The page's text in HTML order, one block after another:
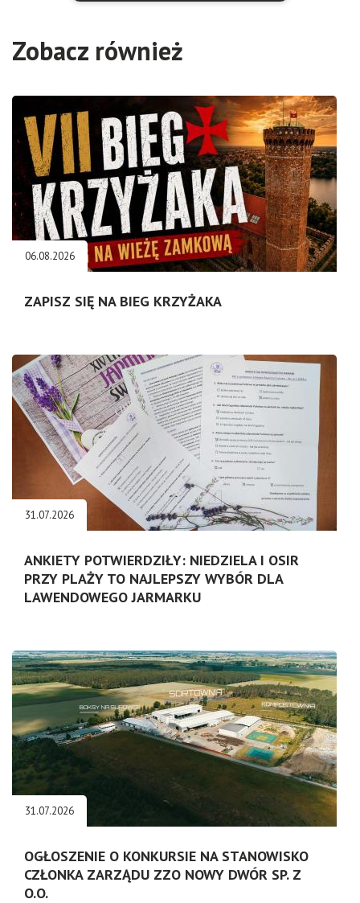
Zobacz również
06.08.2026
ZAPISZ SIĘ NA BIEG KRZYŻAKA
31.07.2026
ANKIETY POTWIERDZIŁY: NIEDZIELA I OSIR
PRZY PLAŻY TO NAJLEPSZY WYBÓR DLA
LAWENDOWEGO JARMARKU
31.07.2026
OGŁOSZENIE O KONKURSIE NA STANOWISKO
CZŁONKA ZARZĄDU ZZO NOWY DWÓR SP. Z
O.O.